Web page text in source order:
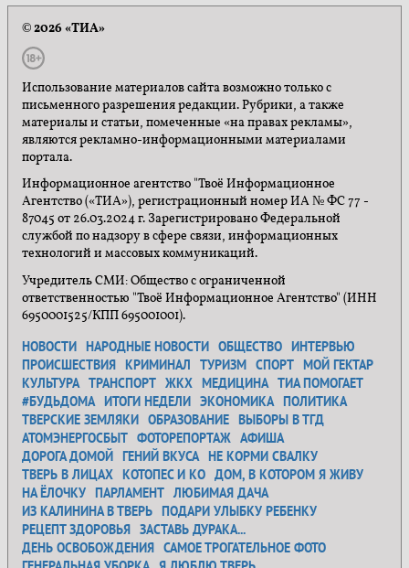
© 2026 «ТИА»
Использование материалов сайта возможно только с
письменного разрешения редакции. Рубрики, а также
материалы и статьи, помеченные «на правах рекламы»,
являются рекламно-информационными материалами
портала.
Информационное агентство "Твоё Информационное
Агентство («ТИА»), регистрационный номер ИА № ФС 77 -
87045 от 26.03.2024 г. Зарегистрировано Федеральной
службой по надзору в сфере связи, информационных
технологий и массовых коммуникаций.
Учредитель СМИ: Общество с ограниченной
ответственностью "Твоё Информационное Агентство" (ИНН
6950001525/КПП 695001001).
НОВОСТИ НАРОДНЫЕ НОВОСТИ ОБЩЕСТВО ИНТЕРВЬЮ
ПРОИСШЕСТВИЯ КРИМИНАЛ ТУРИЗМ СПОРТ МОЙ ГЕКТАР
КУЛЬТУРА ТРАНСПОРТ ЖКХ МЕДИЦИНА ТИА ПОМОГАЕТ
#БУДЬДОМА ИТОГИ НЕДЕЛИ ЭКОНОМИКА ПОЛИТИКА
ТВЕРСКИЕ ЗЕМЛЯКИ ОБРАЗОВАНИЕ ВЫБОРЫ В ТГД
АТОМЭНЕРГОСБЫТ ФОТОРЕПОРТАЖ АФИША
ДОРОГА ДОМОЙ ГЕНИЙ ВКУСА НЕ КОРМИ СВАЛКУ
ТВЕРЬ В ЛИЦАХ КОТОПЕС И КО ДОМ, В КОТОРОМ Я ЖИВУ
НА ЁЛОЧКУ ПАРЛАМЕНТ ЛЮБИМАЯ ДАЧА
ИЗ КАЛИНИНА В ТВЕРЬ ПОДАРИ УЛЫБКУ РЕБЕНКУ
РЕЦЕПТ ЗДОРОВЬЯ ЗАСТАВЬ ДУРАКА...
ДЕНЬ ОСВОБОЖДЕНИЯ САМОЕ ТРОГАТЕЛЬНОЕ ФОТО